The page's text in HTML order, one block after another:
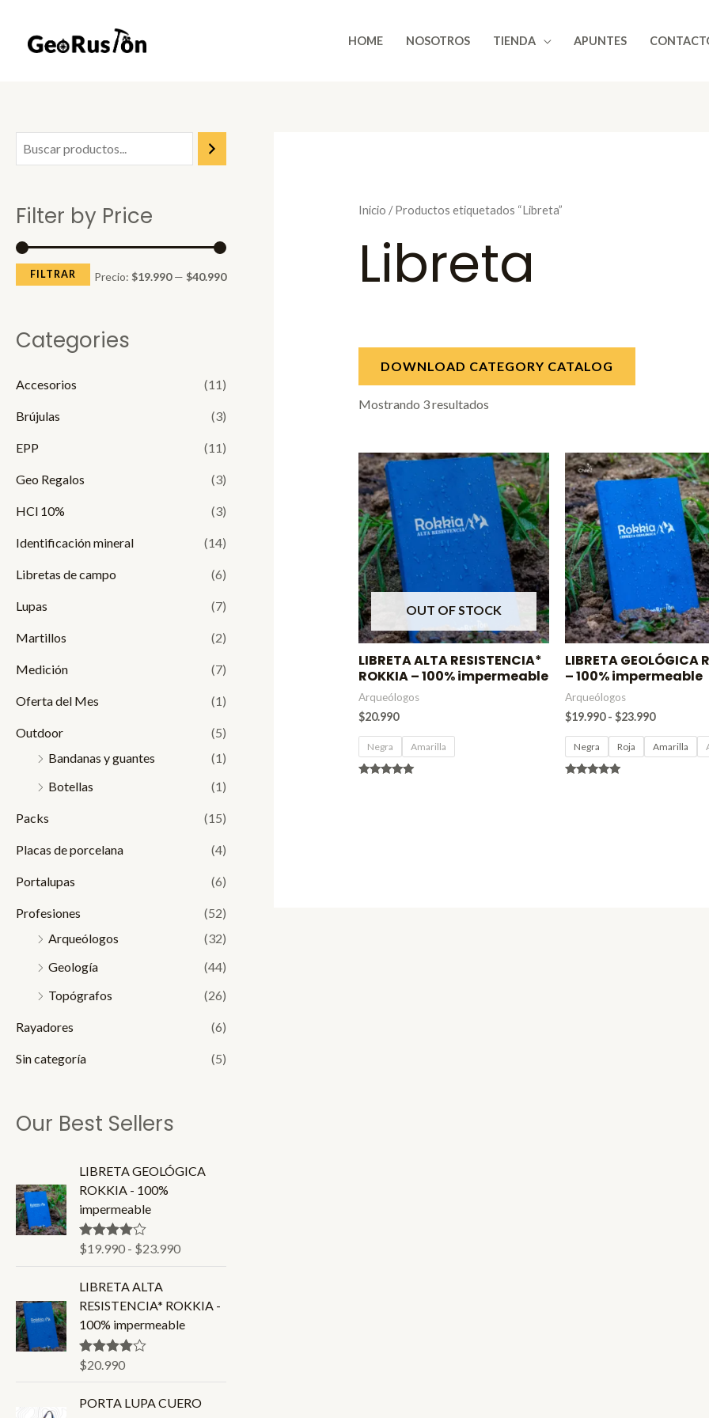
content
HOME NOSOTROS TIENDA APUNTES
Filter by Price
i
o
i
o
FILTRAR Precio: $19.990— $40.990
Categories
Accesorios (11)
Brújulas (3)
EPP (11)
Geo Regalos (3)
HCl 10% (3)
Identificación mineral (14)
Libretas de campo (6)
Lupas (7)
Martillos (2)
Medición (7)
Oferta del Mes (1)
Outdoor
(5)
Bandanas y guantes
(1)
Botellas
(1)
Packs (15)
Placas de porcelana (4)
Portalupas (6)
Profesiones
(52)
Arqueólogos
(32)
Geología
(44)
Topógrafos
(26)
Rayadores (6)
Sin categoría (5)
Our Best Sellers
LIBRETA GEOLÓGICA
ROKKIA - 100%
impermeable
Valorado en
$19.990 - $23.990
r
e
s
LIBRETA ALTA
RESISTENCIA* ROKKIA -
100% impermeable
Valorado en
$20.990
PORTA LUPA CUERO
Inicio / Productos etiquetados “Libreta”
Libreta
DOWNLOAD CATEGORY CATALOG
Mostrando 3 resultados
OUT OF STOCK
LIBRETA ALTA RESISTENCIA*
ROKKIA – 100% impermeable
Arqueólogos
$20.990
Negra Amarilla
LIBRETA GEOLÓGICA
– 100% impermeable
Arqueólogos
$19.990 - $23.990
Rango
de
precios:
desde
$19.990
hasta
$23.990
Negra Roja Amarilla